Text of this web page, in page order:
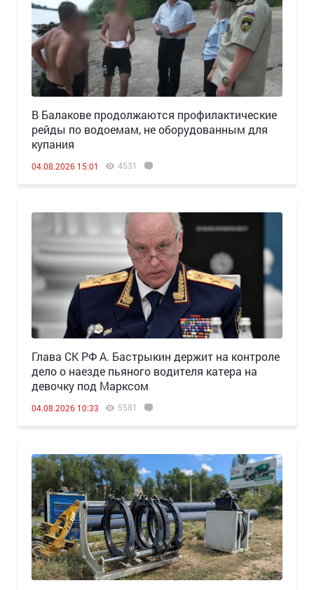
В Балакове продолжаются профилактические
рейды по водоемам, не оборудованным для
купания
04.08.2026 15:01 4531
Глава СК РФ А. Бастрыкин держит на контроле
дело о наезде пьяного водителя катера на
девочку под Марксом
04.08.2026 10:33 5581